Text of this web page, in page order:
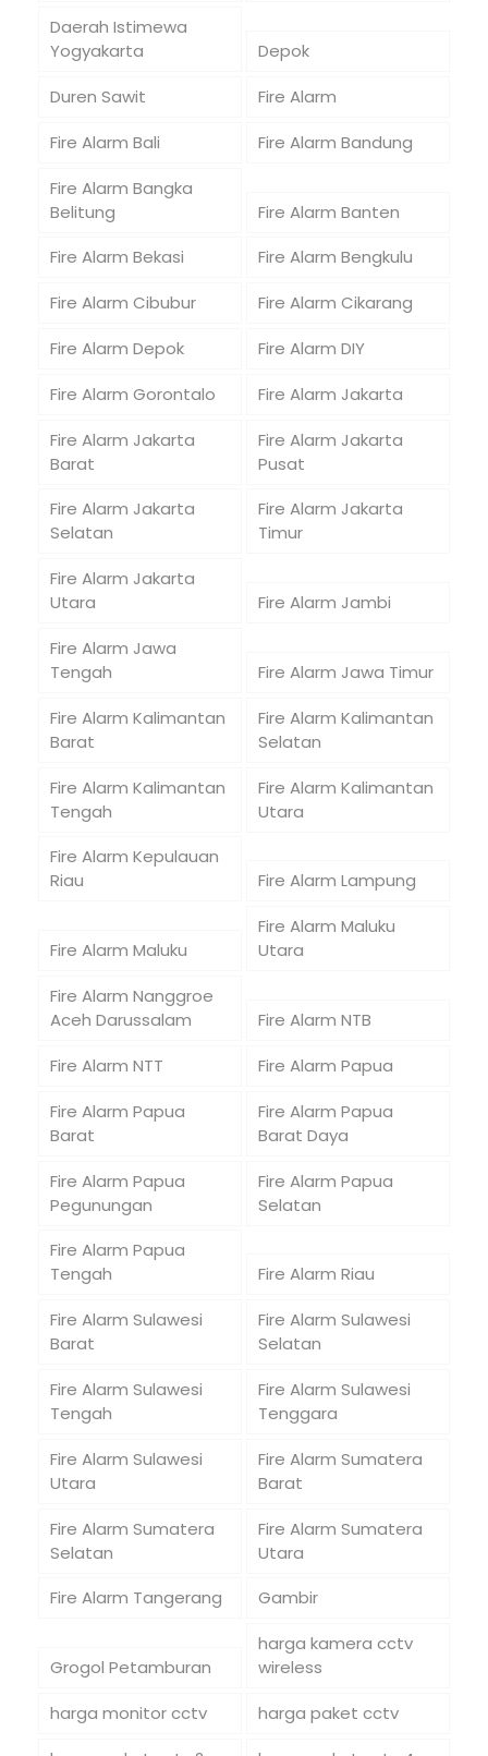
Daerah Istimewa
Yogyakarta
Depok
Duren Sawit
Fire Alarm
Fire Alarm Bali
Fire Alarm Bandung
Fire Alarm Bangka
Belitung
Fire Alarm Banten
Fire Alarm Bekasi
Fire Alarm Bengkulu
Fire Alarm Cibubur
Fire Alarm Cikarang
Fire Alarm Depok
Fire Alarm DIY
Fire Alarm Gorontalo
Fire Alarm Jakarta
Fire Alarm Jakarta
Barat
Fire Alarm Jakarta
Pusat
Fire Alarm Jakarta
Selatan
Fire Alarm Jakarta
Timur
Fire Alarm Jakarta
Utara
Fire Alarm Jambi
Fire Alarm Jawa
Tengah
Fire Alarm Jawa Timur
Fire Alarm Kalimantan
Barat
Fire Alarm Kalimantan
Selatan
Fire Alarm Kalimantan
Tengah
Fire Alarm Kalimantan
Utara
Fire Alarm Kepulauan
Riau
Fire Alarm Lampung
Fire Alarm Maluku
Fire Alarm Maluku
Utara
Fire Alarm Nanggroe
Aceh Darussalam
Fire Alarm NTB
Fire Alarm NTT
Fire Alarm Papua
Fire Alarm Papua
Barat
Fire Alarm Papua
Barat Daya
Fire Alarm Papua
Pegunungan
Fire Alarm Papua
Selatan
Fire Alarm Papua
Tengah
Fire Alarm Riau
Fire Alarm Sulawesi
Barat
Fire Alarm Sulawesi
Selatan
Fire Alarm Sulawesi
Tengah
Fire Alarm Sulawesi
Tenggara
Fire Alarm Sulawesi
Utara
Fire Alarm Sumatera
Barat
Fire Alarm Sumatera
Selatan
Fire Alarm Sumatera
Utara
Fire Alarm Tangerang
Gambir
Grogol Petamburan
harga kamera cctv
wireless
harga monitor cctv
harga paket cctv